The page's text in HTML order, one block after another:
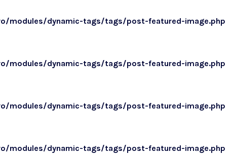
modules/dynamic-tags/tags/post-featured-image.php
modules/dynamic-tags/tags/post-featured-image.php
modules/dynamic-tags/tags/post-featured-image.php
modules/dynamic-tags/tags/post-featured-image.php